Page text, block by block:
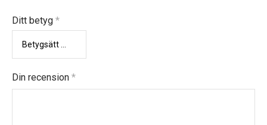
Ditt betyg *
Din recension *